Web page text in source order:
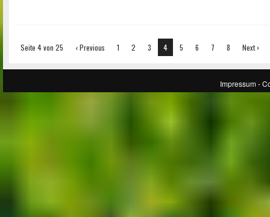
Seite 4 von 25 ‹ Previous 1 2 3 4 5 6 7 8 Next ›
Impressum-